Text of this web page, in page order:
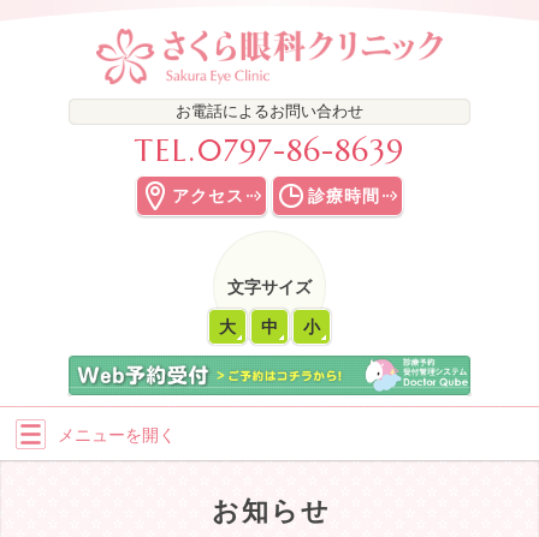
お電話によるお問い合わせ
TEL.0797-86-8639
アクセス 診療時間
文字サイズ
大 中 小
メニューを開く
お知らせ